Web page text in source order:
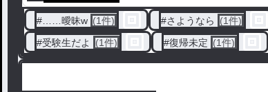
# ……曖昧w (1件) #さようなら (1件)
#受験生だよ (1件) #復帰未定 (1件)